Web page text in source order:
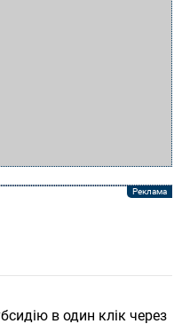
в один клік через